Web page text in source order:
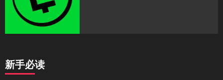
新手必读